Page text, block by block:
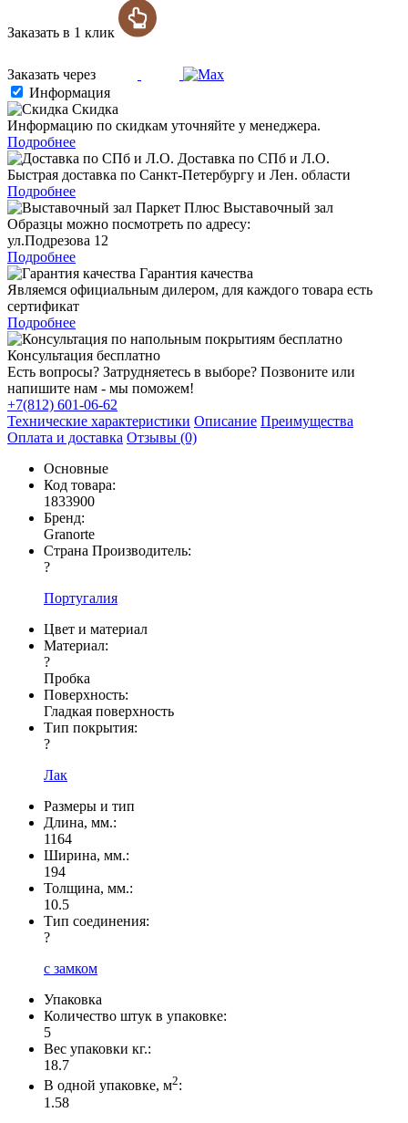
Заказать в 1 клик
Заказать через
Информация
Скидка
Информацию по скидкам уточняйте у менеджера.
Подробнее
Доставка по СПб и Л.О.
Быстрая доставка по Санкт-Петербургу и Лен. области
Подробнее
Выставочный зал
Образцы можно посмотреть по адресу:
ул.Подрезова 12
Подробнее
Гарантия качества
Являемся официальным дилером, для каждого товара есть
сертификат
Подробнее
Консультация бесплатно
Есть вопросы? Затрудняетесь в выборе? Позвоните или
напишите нам - мы поможем!
+7(812) 601-06-62
Технические характеристики Описание Преимущества
Оплата и доставка Отзывы (0)
Основные
Код товара:
1833900
Бренд:
Granorte
Страна Производитель:
?
Португалия
Цвет и материал
Материал:
?
Пробка
Поверхность:
Гладкая поверхность
Тип покрытия:
?
Лак
Размеры и тип
Длина, мм.:
1164
Ширина, мм.:
194
Толщина, мм.:
10.5
Тип соединения:
?
с замком
Упаковка
Количество штук в упаковке:
5
Вес упаковки кг.:
18.7
В одной упаковке, м2:
1.58